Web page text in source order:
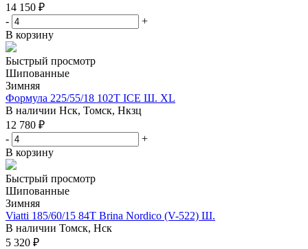
14 150 ₽
-
+
В корзину
Быстрый просмотр
Шипованные
Зимняя
Формула 225/55/18 102T ICE Ш. XL
В наличии Нск, Томск, Нкзц
12 780 ₽
-
+
В корзину
Быстрый просмотр
Шипованные
Зимняя
Viatti 185/60/15 84T Brina Nordico (V-522) Ш.
В наличии Томск, Нск
5 320 ₽